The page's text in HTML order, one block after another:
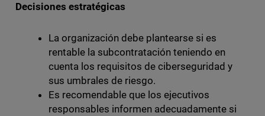
Decisiones estratégicas
La organización debe plantearse si es
rentable la subcontratación teniendo en
cuenta los requisitos de ciberseguridad y
sus umbrales de riesgo.
Es recomendable que los ejecutivos
responsables informen adecuadamente si